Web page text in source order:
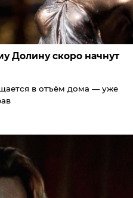
Долину скоро начнут
в отъём дома — уже